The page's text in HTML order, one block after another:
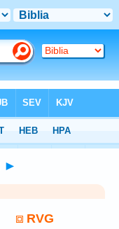
►
RVG